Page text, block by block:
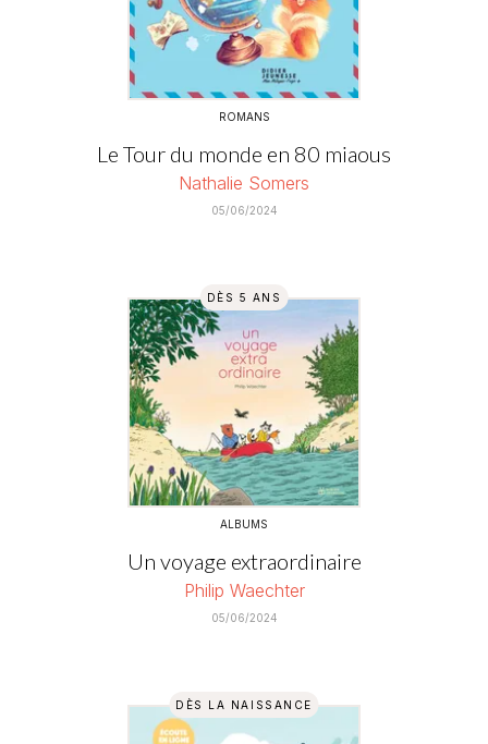
ROMANS
Le Tour du monde en 80 miaous
Nathalie Somers
05/06/2024
DÈS 5 ANS
ALBUMS
Un voyage extraordinaire
Philip Waechter
05/06/2024
DÈS LA NAISSANCE